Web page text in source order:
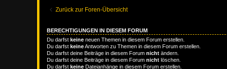
Zurück zur Foren-Übersicht
BERECHTIGUNGEN IN DIESEM FORUM
Du darfst keine neuen Themen in diesem Forum erstellen.
Du darfst keineAntworten zu Themen in diesem Forum erstellen.
Du darfst deine Beiträge in diesem Forum nicht ändern.
Du darfst deine Beiträge in diesem Forum nicht löschen.
Du darfst keine Dateianhänge in diesem Forum erstellen.